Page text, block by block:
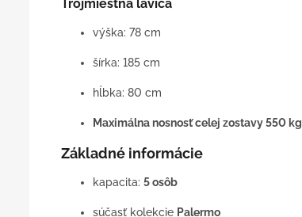
Trojmiestna lavica
výška: 78 cm
šírka: 185 cm
hĺbka: 80 cm
Maximálna nosnosť celej zostavy 550 kg
Základné informácie
kapacita: 5 osôb
súčasť kolekcie Palermo